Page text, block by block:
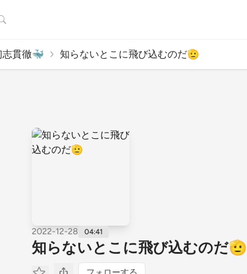
志貫徹🐳 知らないとこに飛び込むのだ🫡
2022-12-28 04:41
知らないとこに飛び込むのだ🫡